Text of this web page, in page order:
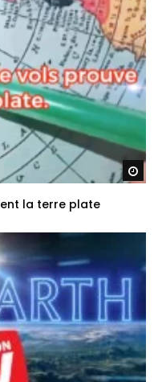
la terre plate